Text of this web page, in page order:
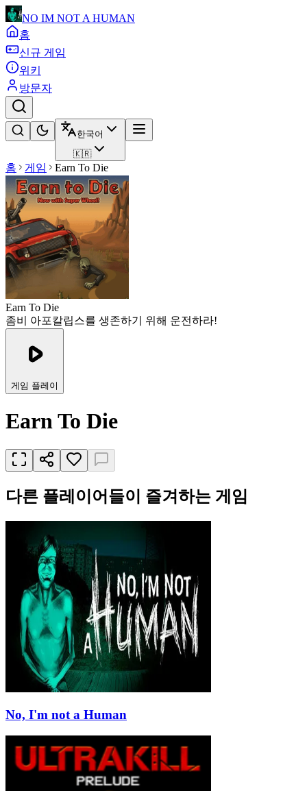
NO IM NOT A HUMAN
홈
신규 게임
위키
방문자
한국어
🇰🇷
홈 게임 Earn To Die
Earn To Die
좀비 아포칼립스를 생존하기 위해 운전하라!
게임 플레이
Earn To Die
다른 플레이어들이 즐겨하는 게임
No, I'm not a Human